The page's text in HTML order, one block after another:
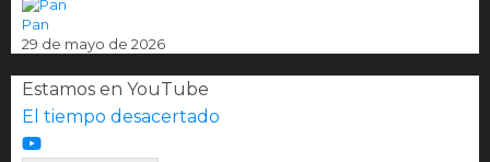
Pan
29 de mayo de 2026
Estamos en YouTube
El tiempo desacertado